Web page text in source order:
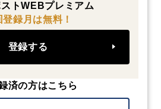
トWEBプレミアム
登録月は無料！
登録する
済の方はこちら